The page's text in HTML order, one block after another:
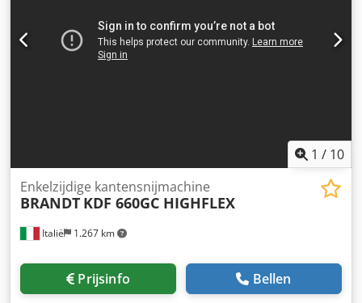
1 / 10
Italië 1.267 km
Enkelzijdige kantensnijmachine
BRANDT KDF 660GC HIGHFLEX
Prijsinfo Bellen